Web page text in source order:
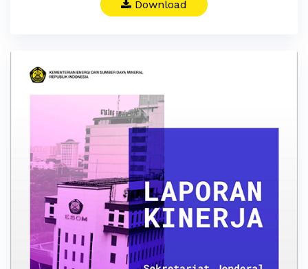
Download